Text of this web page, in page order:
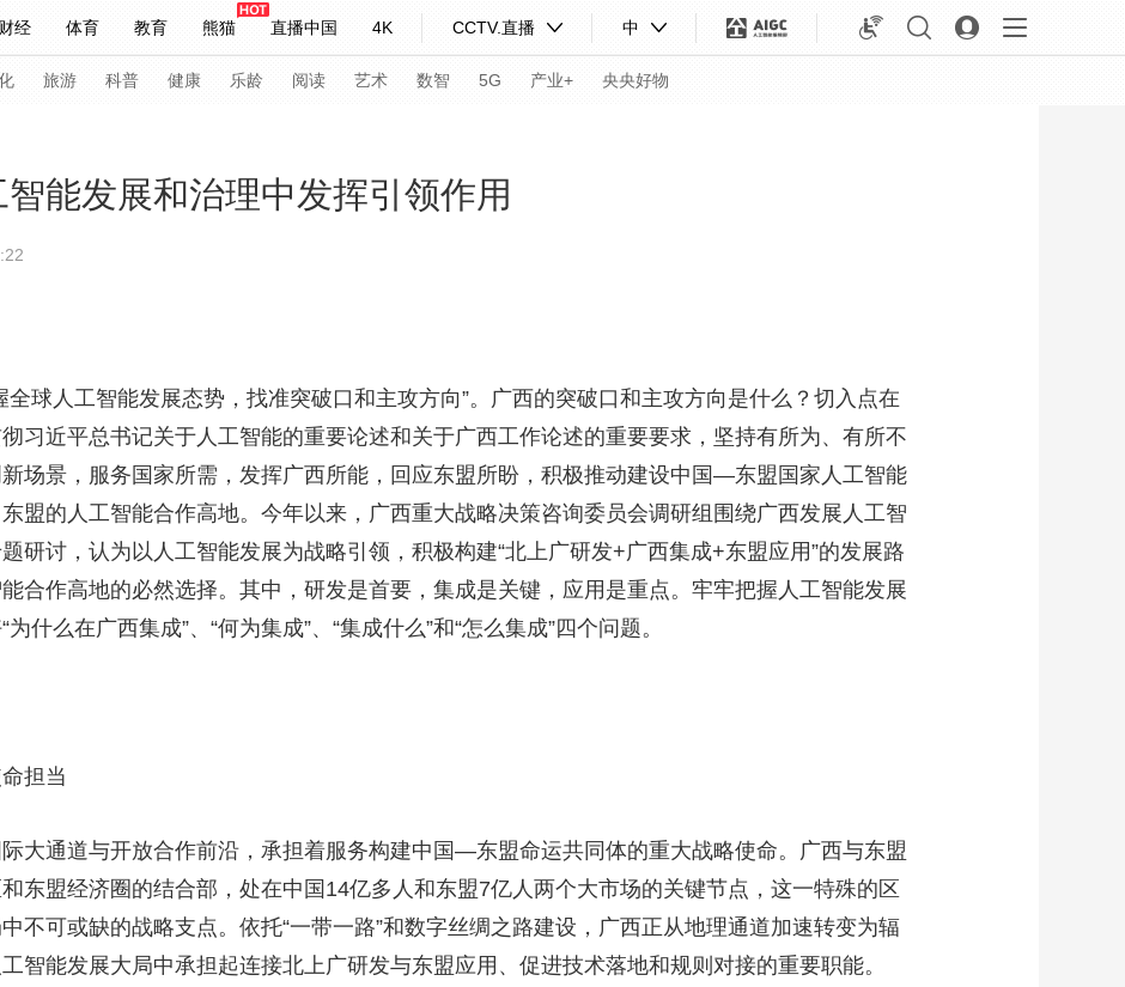
财经 体育 教育 熊猫 直播中国 4K CCTV.直播 中
习式妙语 热解读 天天学习
主持人 下载央视影音
旅游 科普 健康 乐龄 阅读 艺术 数智 5G 产业+ 央央好物
新兵请入列 人生第一次 人生第二次
年冬奥会 CBA NBA 中超 国足 国际足球 网球 综合体育 亚冬会
会 体育江湖 文化体育 冰雪道路 足球道路
云起 超级工厂 智敬中国 全民健康 颜选攻略 海洋 时尚
片库
能发展和治理中发挥引领作用
全球人工智能发展态势，找准突破口和主攻方向”。广西的突破口和主攻方向是什么？切入点在
习近平总书记关于人工智能的重要论述和关于广西工作论述的重要要求，坚持有所为、有所不
场景，服务国家所需，发挥广西所能，回应东盟所盼，积极推动建设中国—东盟国家人工智能
盟的人工智能合作高地。今年以来，广西重大战略决策咨询委员会调研组围绕广西发展人工智
研讨，认为以人工智能发展为战略引领，积极构建“北上广研发+广西集成+东盟应用”的发展路
合作高地的必然选择。其中，研发是首要，集成是关键，应用是重点。牢牢把握人工智能发展
什么在广西集成”、“何为集成”、“集成什么”和“怎么集成”四个问题。
担当
大通道与开放合作前沿，承担着服务构建中国—东盟命运共同体的重大战略使命。广西与东盟
东盟经济圈的结合部，处在中国14亿多人和东盟7亿人两个大市场的关键节点，这一特殊的区
不可或缺的战略支点。依托“一带一路”和数字丝绸之路建设，广西正从地理通道加速转变为辐
智能发展大局中承担起连接北上广研发与东盟应用、促进技术落地和规则对接的重要职能。